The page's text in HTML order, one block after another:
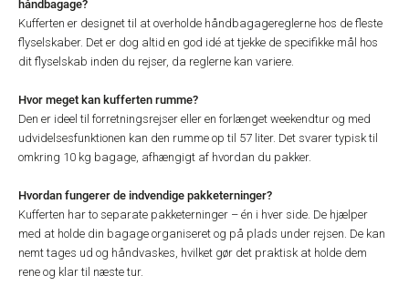
håndbagage?
Kufferten er designet til at overholde håndbagagereglerne hos de fleste
flyselskaber. Det er dog altid en god idé at tjekke de specifikke mål hos
dit flyselskab inden du rejser, da reglerne kan variere.
Hvor meget kan kufferten rumme?
Den er ideel til forretningsrejser eller en forlænget weekendtur og med
udvidelsesfunktionen kan den rumme op til 57 liter. Det svarer typisk til
omkring 10 kg bagage, afhængigt af hvordan du pakker.
Hvordan fungerer de indvendige pakketerninger?
Kufferten har to separate pakketerninger – én i hver side. De hjælper
med at holde din bagage organiseret og på plads under rejsen. De kan
nemt tages ud og håndvaskes, hvilket gør det praktisk at holde dem
rene og klar til næste tur.